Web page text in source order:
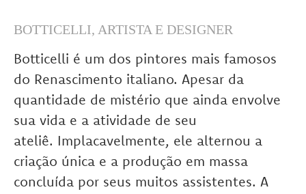
BOTTICELLI, ARTISTA E DESIGNER
Botticelli é um dos pintores mais famosos
do Renascimento italiano. Apesar da
quantidade de mistério que ainda envolve
sua vida e a atividade de seu
ateliê. Implacavelmente, ele alternou a
criação única e a produção em massa
concluída por seus muitos assistentes. A